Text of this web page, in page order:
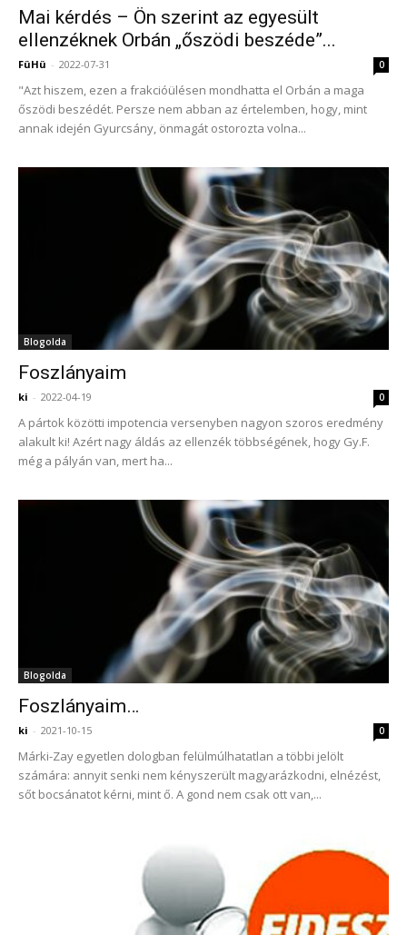
Mai kérdés – Ön szerint az egyesült
ellenzéknek Orbán „őszödi beszéde”...
FüHü - 2022-07-31 0
"Azt hiszem, ezen a frakcióülésen mondhatta el Orbán a maga
őszödi beszédét. Persze nem abban az értelemben, hogy, mint
annak idején Gyurcsány, önmagát ostorozta volna...
Blogolda
Foszlányaim
ki - 2022-04-19 0
A pártok közötti impotencia versenyben nagyon szoros eredmény
alakult ki! Azért nagy áldás az ellenzék többségének, hogy Gy.F.
még a pályán van, mert ha...
Blogolda
Foszlányaim…
ki - 2021-10-15 0
Márki-Zay egyetlen dologban felülmúlhatatlan a többi jelölt
számára: annyit senki nem kényszerült magyarázkodni, elnézést,
sőt bocsánatot kérni, mint ő. A gond nem csak ott van,...